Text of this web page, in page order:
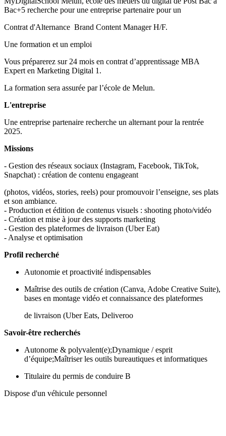
Bac+5 recherche pour une entreprise partenaire pour un
Contrat d'Alternance Brand Content Manager H/F.
Une formation et un emploi
Vous préparerez sur 24 mois en contrat d’apprentissage MBA
Expert en Marketing Digital 1.
La formation sera assurée par l’école de Melun.
L'entreprise
Une entreprise partenaire recherche un alternant pour la rentrée
2025.
Missions
- Gestion des réseaux sociaux (Instagram, Facebook, TikTok,
Snapchat) : création de contenu engageant
(photos, vidéos, stories, reels) pour promouvoir l’enseigne, ses plats
et son ambiance.
- Production et édition de contenus visuels : shooting photo/vidéo
- Création et mise à jour des supports marketing
- Gestion des plateformes de livraison (Uber Eat)
- Analyse et optimisation
Profil recherché
Autonomie et proactivité indispensables
Maîtrise des outils de création (Canva, Adobe Creative Suite),
bases en montage vidéo et connaissance des plateformes
de livraison (Uber Eats, Deliveroo
Savoir-être recherchés
Autonome & polyvalent(e);Dynamique / esprit
d’équipe;Maîtriser les outils bureautiques et informatiques
Titulaire du permis de conduire B
Dispose d'un véhicule personnel